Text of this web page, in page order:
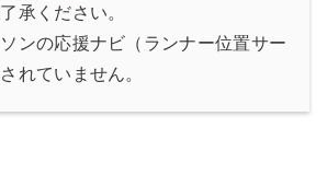
承ください。
ンの応援ナビ（ランナー位置サー
れていません。